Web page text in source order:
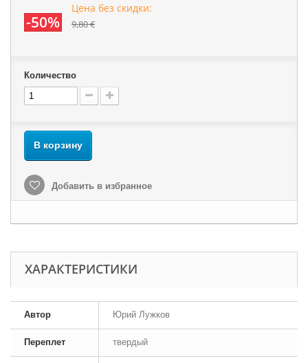
-50%
Цена без скидки:
9,80 €
Количество
В корзину
Добавить в избранное
ХАРАКТЕРИСТИКИ
Автор Юрий Лужков
Переплет твердый